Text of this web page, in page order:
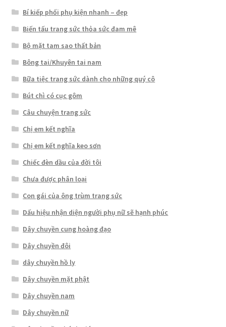
Bí kiếp phối phụ kiện nhanh – đẹp
Biến tấu trang sức thỏa sức đam mê
Bộ mặt tam sao thất bản
Bông tai/Khuyên tai nam
Bữa tiệc trang sức dành cho những quý cô
Bút chì có cục gôm
Câu chuyện trang sức
Chị em kết nghĩa
Chị em kết nghĩa keo sơn
Chiếc đèn dầu của đời tôi
Chưa được phân loại
Con gái của ông trùm trang sức
Dấu hiệu nhận diện người phụ nữ sẽ hạnh phúc
Dây chuyền cung hoàng đạo
Dây chuyền đôi
dây chuyền hồ ly
Dây chuyền mặt phật
Dây chuyền nam
Dây chuyền nữ